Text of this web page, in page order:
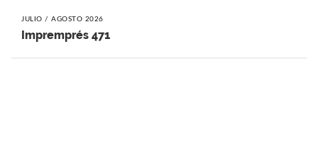
JULIO / AGOSTO 2026
Impremprés 471